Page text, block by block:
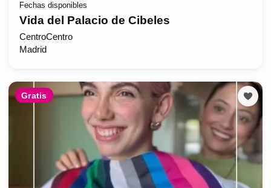
Fechas disponibles
Vida del Palacio de Cibeles
CentroCentro
Madrid
Gratis